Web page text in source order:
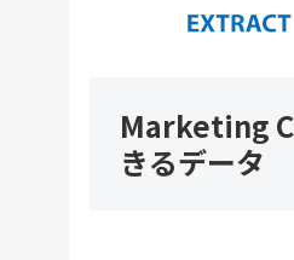
Marketing
きるデータ